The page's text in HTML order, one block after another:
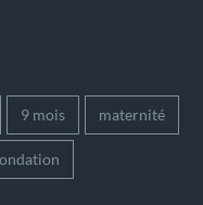
9 mois maternité